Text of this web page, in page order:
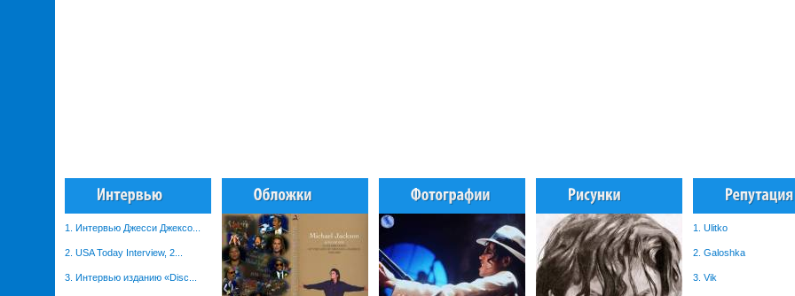
1. Интервью Джесси Джексо...
2. USA Today Interview, 2...
3. Интервью изданию «Disc...
1. Ulitko
2. Galoshka
3. Vik